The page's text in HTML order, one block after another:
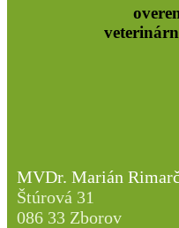
MVDr. Marián
Štúrová 31
086 33 Zborov